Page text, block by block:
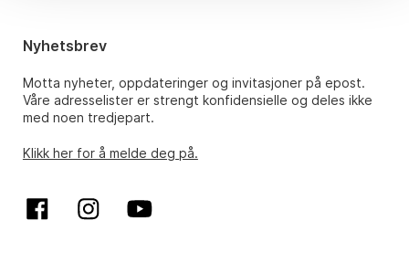
Nyhetsbrev
Motta nyheter, oppdateringer og invitasjoner på epost.
Våre adresselister er strengt konfidensielle og deles ikke
med noen tredjepart.
Klikk her for å melde deg på.